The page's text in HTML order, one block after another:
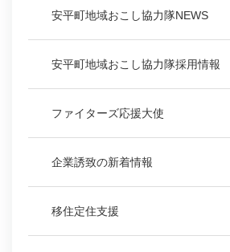
安平町地域おこし協力隊NEWS
安平町地域おこし協力隊採用情報
ファイターズ応援大使
企業誘致の新着情報
移住定住支援